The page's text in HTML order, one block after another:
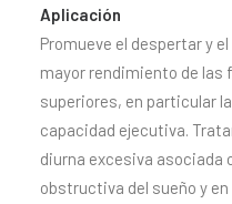
NOVEDADES
SEGURIDAD Y RESPALDO
TRABAJAR EN MEGALABS
CONTACTO
SEARCH
Aplicación
Promueve el despertar y
mayor rendimiento de
superiores, en particular
capacidad ejecutiva.
diurna excesiva asociada
obstructiva del sueño y